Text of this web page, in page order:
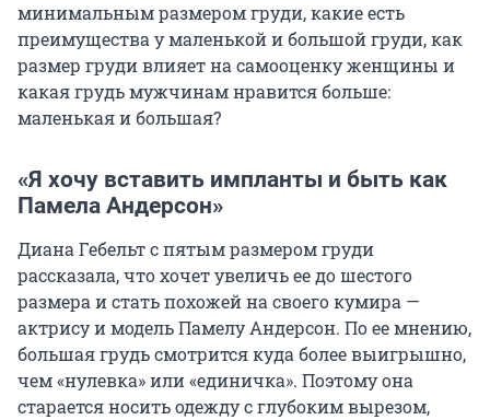
минимальным размером груди, какие есть
преимущества у маленькой и большой груди, как
размер груди влияет на самооценку женщины и
какая грудь мужчинам нравится больше:
маленькая и большая?
«Я хочу вставить импланты и быть как
Памела Андерсон»
Диана Гебельт с пятым размером груди
рассказала, что хочет увеличь ее до шестого
размера и стать похожей на своего кумира —
актрису и модель Памелу Андерсон. По ее мнению,
большая грудь смотрится куда более выигрышно,
чем «нулевка» или «единичка». Поэтому она
старается носить одежду с глубоким вырезом,